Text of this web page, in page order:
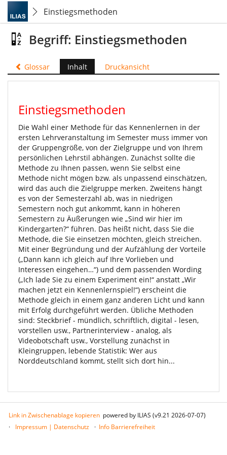
Einstiegsmethoden
Begriff: Einstiegsmethoden
Glossar Inhalt Druckansicht
Einstiegsmethoden
Die Wahl einer Methode für das Kennenlernen in der
ersten Lehrveranstaltung im Semester muss immer von
der Gruppengröße, von der Zielgruppe und von Ihrem
persönlichen Lehrstil abhängen. Zunächst sollte die
Methode zu Ihnen passen, wenn Sie selbst eine
Methode nicht mögen bzw. als unpassend einschätzen,
wird das auch die Zielgruppe merken. Zweitens hängt
es von der Semesterzahl ab, was in niedrigen
Semestern noch gut ankommt, kann in höheren
Semestern zu Äußerungen wie „Sind wir hier im
Kindergarten?“ führen. Das heißt nicht, dass Sie die
Methode, die Sie einsetzen möchten, gleich streichen.
Mit einer Begründung und der Aufzählung der Vorteile
(„Dann kann ich gleich auf Ihre Vorlieben und
Interessen eingehen…“) und dem passenden Wording
(„Ich lade Sie zu einem Experiment ein!“ anstatt „Wir
machen jetzt ein Kennenlernspiel!“) erscheint die
Methode gleich in einem ganz anderen Licht und kann
mit Erfolg durchgeführt werden. Übliche Methoden
sind: Steckbrief - mündlich, schriftlich, digital - lesen,
vorstellen usw., Partnerinterview - analog, als
Videobotschaft usw., Vorstellung zunächst in
Kleingruppen, lebende Statistik: Wer aus
Norddeutschland kommt, stellt sich dort hin...
Link in Zwischenablage kopieren powered by ILIAS (v9.21 2026-07-07)
Impressum | Datenschutz
Info Barrierefreiheit